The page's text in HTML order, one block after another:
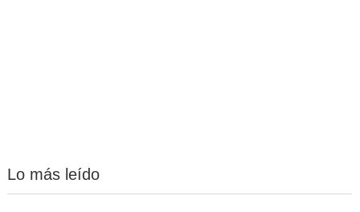
Lo más leído